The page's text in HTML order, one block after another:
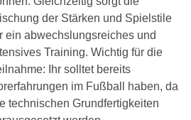
der Stärken und Spielstile
ein abwechslungsreiches und
Training. Wichtig für die
Ihr solltet bereits
im Fußball haben, da
technischen Grundfertigkeiten